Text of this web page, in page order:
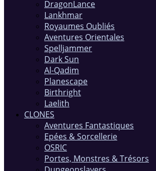
DragonLance
Lankhmar
Royaumes Oubliés
Aventures Orientales
Spelljammer
Dark Sun
Al-Qadim
Planescape
Birthright
Laelith
CLONES
Aventures Fantastiques
Epées & Sorcellerie
OSRIC
Portes, Monstres & Trésors